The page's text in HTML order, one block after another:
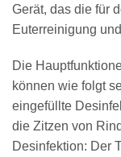
Gerät, das die für
Euterreinigung
Die
können wie folgt
eingefüllte
die Zitzen von
Desinfektion: Der